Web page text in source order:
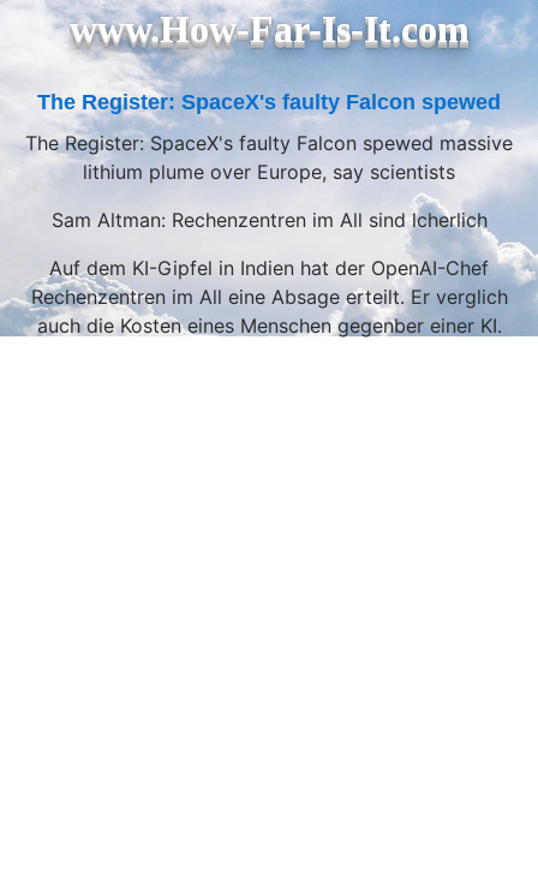
www.How-Far-Is-It.com
The Register: SpaceX's faulty Falcon spewed
The Register: SpaceX's faulty Falcon spewed massive
lithium plume over Europe, say scientists
Sam Altman: Rechenzentren im All sind lcherlich
Auf dem KI-Gipfel in Indien hat der OpenAI-Chef
Rechenzentren im All eine Absage erteilt. Er verglich
auch die Kosten eines Menschen gegenber einer KI.